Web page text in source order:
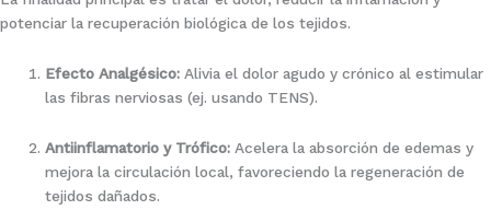
potenciar la recuperación biológica de los tejidos.
Efecto Analgésico: Alivia el dolor agudo y crónico al estimular
las fibras nerviosas (ej. usando TENS).
Antiinflamatorio y Trófico: Acelera la absorción de edemas y
mejora la circulación local, favoreciendo la regeneración de
tejidos dañados.